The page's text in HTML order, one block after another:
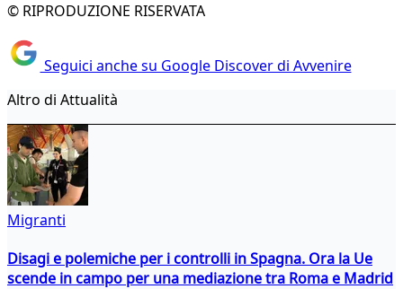
© RIPRODUZIONE RISERVATA
Seguici anche su Google Discover di Avvenire
Altro di Attualità
Migranti
Disagi e polemiche per i controlli in Spagna. Ora la Ue
scende in campo per una mediazione tra Roma e Madrid